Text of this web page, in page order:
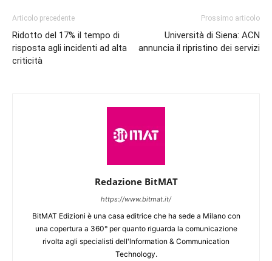
Articolo precedente
Ridotto del 17% il tempo di
risposta agli incidenti ad alta
criticità
Prossimo articolo
Università di Siena: ACN
annuncia il ripristino dei servizi
Redazione BitMAT
https://www.bitmat.it/
BitMAT Edizioni è una casa editrice che ha sede a Milano con
una copertura a 360° per quanto riguarda la comunicazione
rivolta agli specialisti dell'lnformation & Communication
Technology.